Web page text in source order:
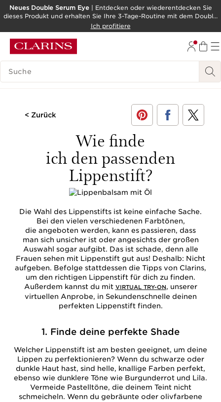
WEITER ZUM INHALT
BARRIEREFREIHEITSWERKZEUG
Neues Double Serum Eye| Entdecken oder wiederentdecken Sie
dieses Produkt und erhalten Sie Ihre 3-Tage-Routine mit dem Double
Serum als Geschenk!
Ich profitiere
LEGENDE SUCHEN
< Zurück
Wie finde
ich den passenden
Lippenstift?
Die Wahl des Lippenstifts ist keine einfache Sache.
Bei den vielen verschiedenen Farbtönen,
die angeboten werden, kann es passieren, dass
man sich unsicher ist oder angesichts der großen
Auswahl sogar aufgibt. Das ist schade, denn alle
Frauen sehen mit Lippenstift gut aus! Deshalb: Nicht
aufgeben. Befolge stattdessen die Tipps von Clarins,
um den richtigen Lippenstift für dich zu finden.
Außerdem kannst du mit VIRTUAL TRY-ON, unserer
virtuellen Anprobe, in Sekundenschnelle deinen
perfekten Lippenstift finden.
1. Finde deine perfekte Shade
Welcher Lippenstift ist am besten geeignet, um deine
Lippen zu perfektionieren? Wenn du schwarze oder
dunkle Haut hast, sind helle, knallige Farben perfekt,
ebenso wie dunklere Töne wie Burgunderrot und Lila.
Vermeide Pastelltöne, die deinem Teint nicht
schmeicheln. Wenn du gebräunte oder olivfarbene